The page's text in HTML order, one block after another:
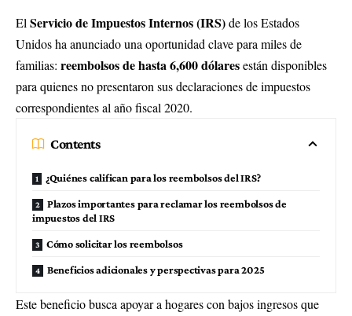
El Servicio de Impuestos Internos (IRS)de los Estados
Unidos ha anunciado una oportunidad clave para miles de
familias: reembolsos de hasta 6,600 dólaresestán disponibles
para quienes no presentaron sus declaraciones de impuestos
correspondientes al año fiscal 2020.
Contents
¿Quiénes califican para los reembolsos del IRS?
Plazos importantes para reclamar los reembolsos de
impuestos del IRS
Cómo solicitar los reembolsos
Beneficios adicionales y perspectivas para 2025
Este beneficio busca apoyar a hogares con bajos ingresos que